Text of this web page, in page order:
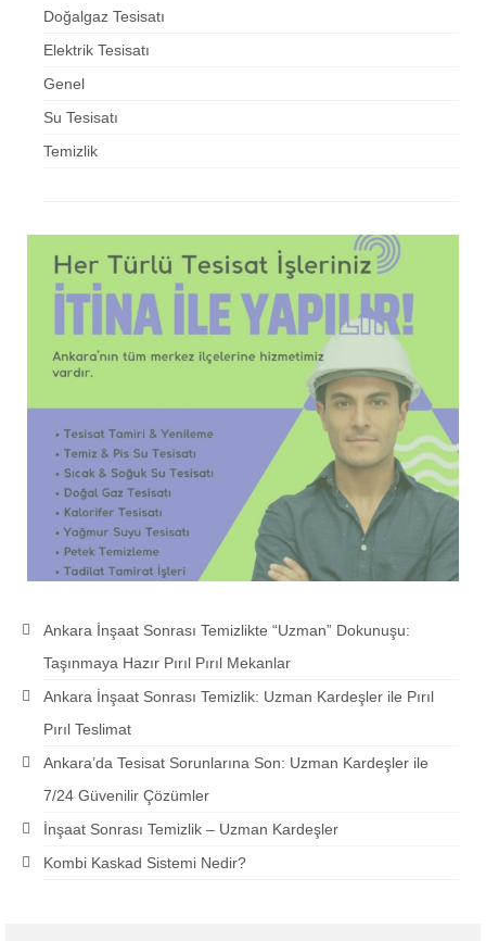
Doğalgaz Tesisatı
Elektrik Tesisatı
Genel
Su Tesisatı
Temizlik
Ankara İnşaat Sonrası Temizlikte “Uzman” Dokunuşu:
Taşınmaya Hazır Pırıl Pırıl Mekanlar
Ankara İnşaat Sonrası Temizlik: Uzman Kardeşler ile Pırıl
Pırıl Teslimat
Ankara’da Tesisat Sorunlarına Son: Uzman Kardeşler ile
7/24 Güvenilir Çözümler
İnşaat Sonrası Temizlik – Uzman Kardeşler
Kombi Kaskad Sistemi Nedir?